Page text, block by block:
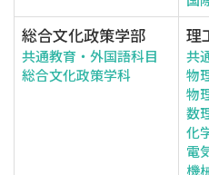
総合文化政策学部
共通教育・外国語科目
総合文化政策学科
理
共
物
物
数
化
電
機